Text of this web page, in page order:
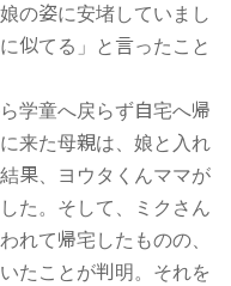
の姿に安堵していまし
似てる」と言ったこと
学童へ戻らず自宅へ帰
来た母親は、娘と入れ
果、ヨウタくんママが
た。そして、ミクさん
れて帰宅したものの、
たことが判明。それを